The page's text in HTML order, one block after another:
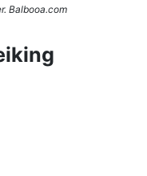
Balbooa.com